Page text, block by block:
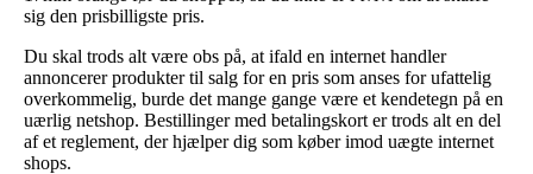
sig den prisbilligste pris.
Du skal trods alt være obs på, at ifald en internet handler
annoncerer produkter til salg for en pris som anses for ufattelig
overkommelig, burde det mange gange være et kendetegn på en
uærlig netshop. Bestillinger med betalingskort er trods alt en del
af et reglement, der hjælper dig som køber imod uægte internet
shops.